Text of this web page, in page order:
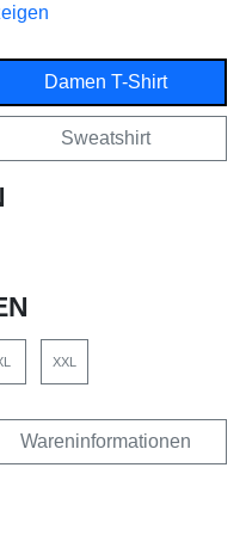
Damen T-Shirt
Sweatshirt
XXL
Wareninformationen